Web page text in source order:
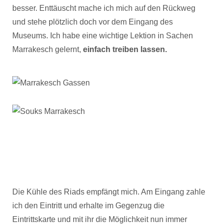
besser. Enttäuscht mache ich mich auf den Rückweg
und stehe plötzlich doch vor dem Eingang des
Museums. Ich habe eine wichtige Lektion in Sachen
Marrakesch gelernt, einfach treiben lassen.
Die Kühle des Riads empfängt mich. Am Eingang zahle
ich den Eintritt und erhalte im Gegenzug die
Eintrittskarte und mit ihr die Möglichkeit nun immer